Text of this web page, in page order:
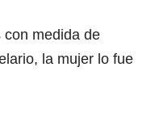
con medida de
la mujer lo fue